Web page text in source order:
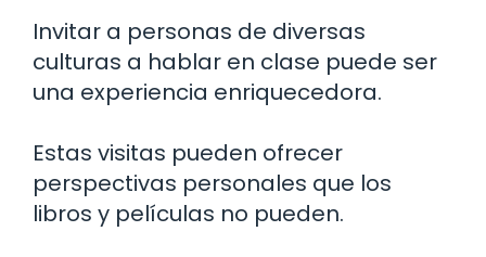
Invitar a personas de diversas
culturas a hablar en clase puede ser
una experiencia enriquecedora.
Estas visitas pueden ofrecer
perspectivas personales que los
libros y películas no pueden.